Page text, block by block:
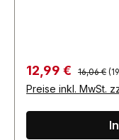
Verkaufspreis:
12,99 € Regulärer
16,06 €
Preise inkl. MwSt.